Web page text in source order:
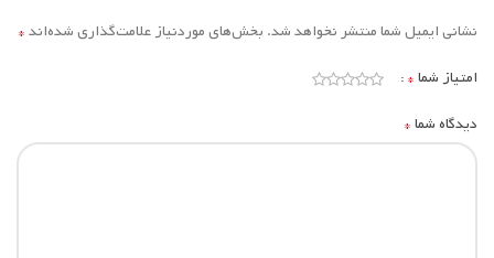
نشانی ایمیل شما منتشر نخواهد شد. بخش‌های موردنیاز علامت‌گذاری شده‌اند*
امتیاز شما*
دیدگاه شما*